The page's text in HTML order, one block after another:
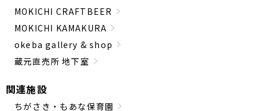
MOKICHI CRAFTBEER
MOKICHI KAMAKURA
okeba gallery & shop
蔵元直売所 地下室
関連施設
ちがさき・もあな保育園